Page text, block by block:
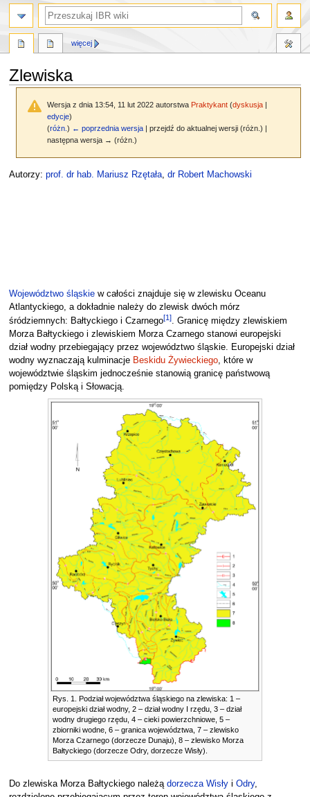
Zlewiska
Wersja z dnia 13:54, 11 lut 2022 autorstwa Praktykant (dyskusja |
edycje)
(różn.) ← poprzednia wersja | przejdź do aktualnej wersji (różn.) |
następna wersja → (różn.)
Przejdź
Przejdź
Autorzy: prof. dr hab. Mariusz Rzętała, dr Robert Machowski
Województwo śląskiew całości znajduje się w zlewisku Oceanu
Atlantyckiego, a dokładnie należy do zlewisk dwóch mórz
śródziemnych: Bałtyckiego i Czarnego[1]. Granicę między zlewiskiem
Morza Bałtyckiego i zlewiskiem Morza Czarnego stanowi europejski
dział wodny przebiegający przez województwo śląskie. Europejski dział
wodny wyznaczają kulminacje Beskidu Żywieckiego, które w
województwie śląskim jednocześnie stanowią granicę państwową
pomiędzy Polską i Słowacją.
Rys. 1. Podział województwa śląskiego na zlewiska: 1 –
europejski dział wodny, 2 – dział wodny I rzędu, 3 – dział
wodny drugiego rzędu, 4 – cieki powierzchniowe, 5 –
zbiorniki wodne, 6 – granica województwa, 7 – zlewisko
Morza Czarnego (dorzecze Dunaju), 8 – zlewisko Morza
Bałtyckiego (dorzecze Odry, dorzecze Wisły).
Do zlewiska Morza Bałtyckiego należą dorzecza Wisłyi Odry,
więcej
szukaj